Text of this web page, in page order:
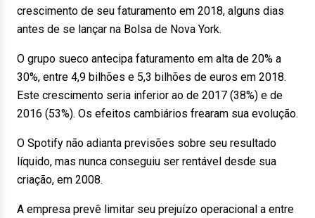
crescimento de seu faturamento em 2018, alguns dias
antes de se lançar na Bolsa de Nova York.
O grupo sueco antecipa faturamento em alta de 20% a
30%, entre 4,9 bilhões e 5,3 bilhões de euros em 2018.
Este crescimento seria inferior ao de 2017 (38%) e de
2016 (53%). Os efeitos cambiários frearam sua evolução.
O Spotify não adianta previsões sobre seu resultado
líquido, mas nunca conseguiu ser rentável desde sua
criação, em 2008.
A empresa prevê limitar seu prejuízo operacional a entre